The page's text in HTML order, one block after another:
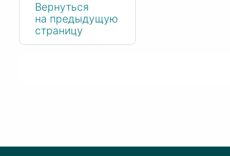
Вернуться
на предыдущую
страницу